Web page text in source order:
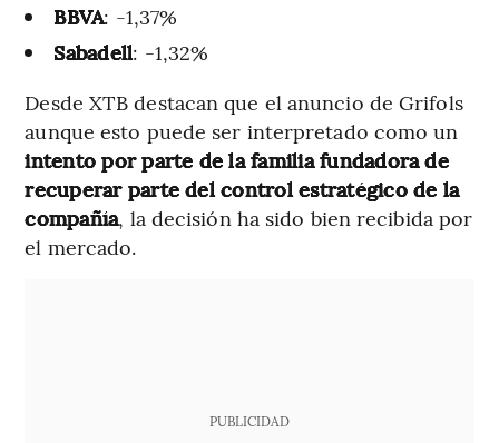
BBVA: -1,37%
Sabadell: -1,32%
Desde XTB destacan que el anuncio de Grifols
aunque esto puede ser interpretado como un
intento por parte de la familia fundadora de
recuperar parte del control estratégico de la
compañía, la decisión ha sido bien recibida por
el mercado.
PUBLICIDAD